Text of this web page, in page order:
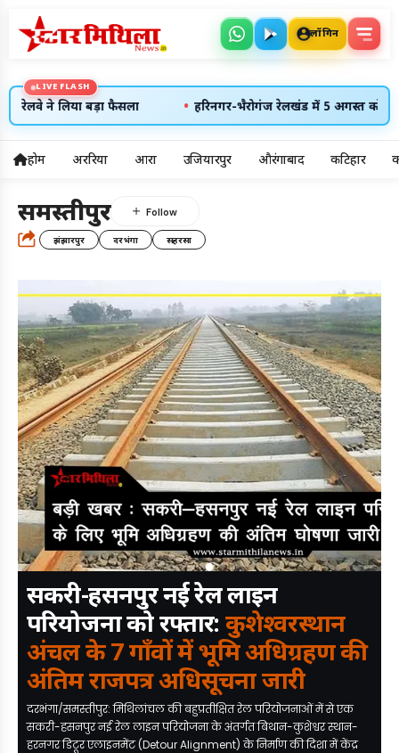
लॉगिन
अलर्ट्स
LIVE FLASH
ने लिया बड़ा फैसला हरिनगर-भैरोगंज रेलखंड में 5 अगस्त को रहेगा 7
होम अररिया आरा उजियारपुर औरंगाबाद कटिहार
समस्तीपुर
झंझारपुर दरभंगा सहरसा
सकरी-हसनपुर नई रेल लाइन
परियोजना को रफ्तार:कुशेश्वरस्थान
अंचल के 7 गाँवों में भूमि अधिग्रहण की
अंतिम राजपत्र अधिसूचना जारी
दरभंगा/समस्तीपुर: मिथिलांचल की बहुप्रतीक्षित रेल परियोजनाओं में से एक
सकरी-हसनपुर नई रेल लाइन परियोजना के अंतर्गत बिथान-कुशेश्वर स्थान-
हरनगर डिटूर एलाइनमेंट (Detour Alignment) के निर्माण की दिशा में केंद्र